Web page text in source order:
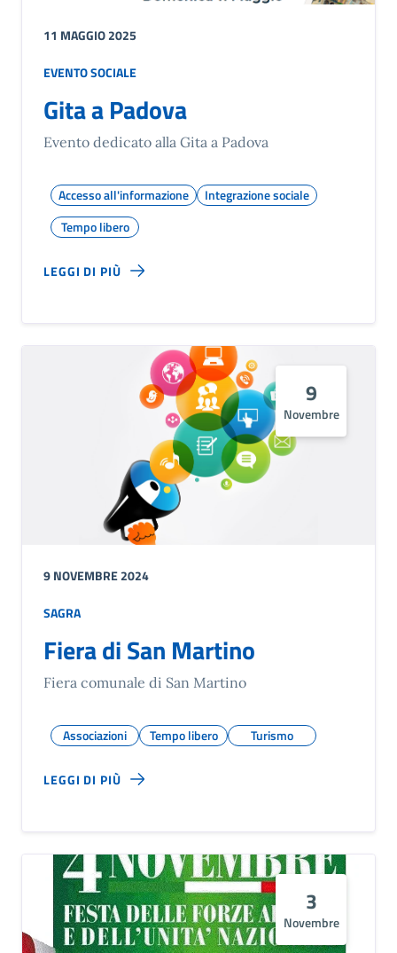
11 MAGGIO 2025
EVENTO SOCIALE
Gita a Padova
Evento dedicato alla Gita a Padova
Accesso all'informazione
Integrazione sociale
Tempo libero
LEGGI DI PIÙ
9
Novembre
9 NOVEMBRE 2024
SAGRA
Fiera di San Martino
Fiera comunale di San Martino
Associazioni Tempo libero Turismo
LEGGI DI PIÙ
3
Novembre